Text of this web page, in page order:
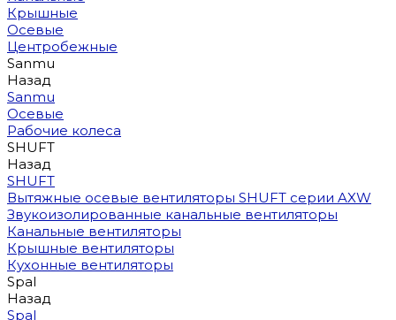
Крышные
Осевые
Центробежные
Sanmu
Назад
Sanmu
Осевые
Рабочие колеса
SHUFT
Назад
SHUFT
Вытяжные осевые вентиляторы SHUFT серии AXW
Звукоизолированные канальные вентиляторы
Канальные вентиляторы
Крышные вентиляторы
Кухонные вентиляторы
Spal
Назад
Spal